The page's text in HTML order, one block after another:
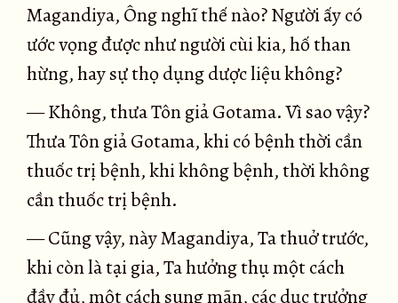
Magandiya, Ông nghĩ thế nào? Người ấy có
ước vọng được như người cùi kia, hố than
hừng, hay sự thọ dụng dược liệu không?
— Không, thưa Tôn giả Gotama. Vì sao vậy?
Thưa Tôn giả Gotama, khi có bệnh thời cần
thuốc trị bệnh, khi không bệnh, thời không
cần thuốc trị bệnh.
— Cũng vậy, này Magandiya, Ta thuở trước,
khi còn là tại gia, Ta hưởng thụ một cách
đầy đủ, một cách sung mãn, các dục trưởng